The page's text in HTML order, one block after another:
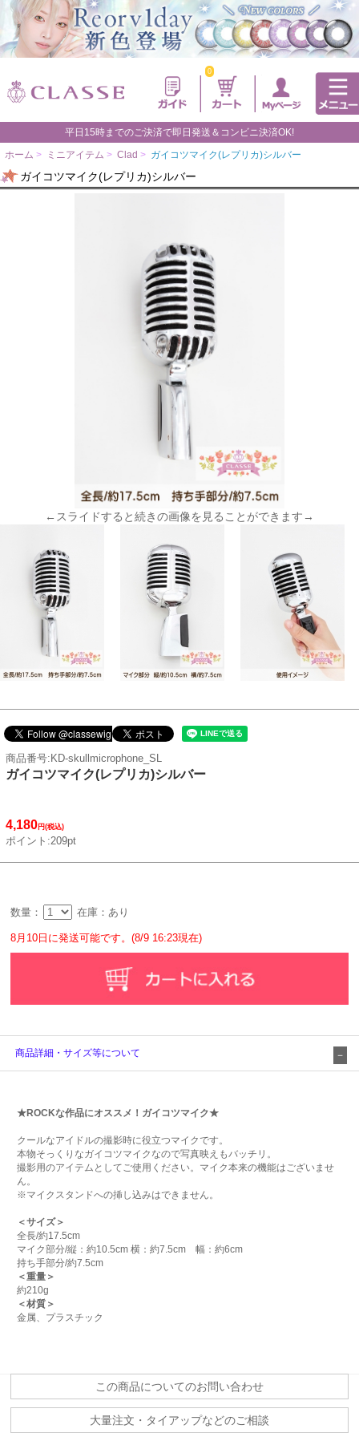
0
平日15時までのご決済で即日発送＆コンビニ決済OK!
ホーム > ミニアイテム > Clad > ガイコツマイク(レプリカ)シルバー
ガイコツマイク(レプリカ)シルバー
←スライドすると続きの画像を見ることができます→
商品番号:KD-skullmicrophone_SL
ガイコツマイク(レプリカ)シルバー
4,180円(税込)
ポイント:209pt
数量： 在庫：あり
8月10日に発送可能です。(8/9 16:23現在)
商品詳細・サイズ等について
★ROCKな作品にオススメ！ガイコツマイク★
クールなアイドルの撮影時に役立つマイクです。
本物そっくりなガイコツマイクなので写真映えもバッチリ。
撮影用のアイテムとしてご使用ください。マイク本来の機能はございませ
ん。
※マイクスタンドへの挿し込みはできません。
＜サイズ＞
全長/約17.5cm
マイク部分/縦：約10.5cm 横：約7.5cm 幅：約6cm
持ち手部分/約7.5cm
＜重量＞
約210g
＜材質＞
金属、プラスチック
この商品についてのお問い合わせ
大量注文・タイアップなどのご相談